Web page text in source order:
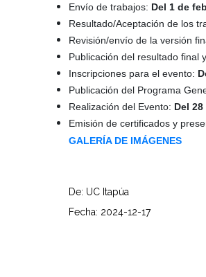
Envío de trabajos: Del 1 de
Resultado/Aceptación de los
Revisión/envío de la versión
Publicación del resultado final
Inscripciones para el evento:
Publicación del Programa
Realización del Evento: Del
Emisión de certificados y
GALERÍA DE IMÁGENES
De: UC Itapúa
Fecha: 2024-12-17